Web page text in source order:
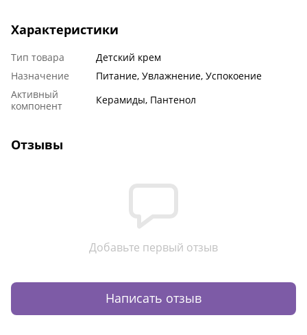
Характеристики
Тип товара
Детский крем
Назначение
Питание, Увлажнение, Успокоение
Активный
компонент
Керамиды, Пантенол
Отзывы
Добавьте первый отзыв
Написать отзыв